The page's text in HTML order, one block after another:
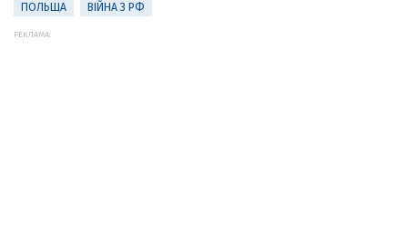
ПОЛЬЩА ВІЙНА З РФ
РЕКЛАМА: